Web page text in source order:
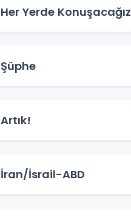
Her Yerde Konuşacağız
Şüphe
Artık!
İran/İsrail-ABD